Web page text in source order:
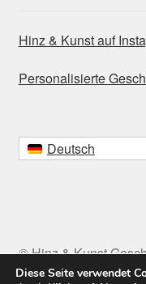
Hinz & Kunst auf
Personalisierte
Deutsch
© Hinz & Kunst
Diese Seite verwendet